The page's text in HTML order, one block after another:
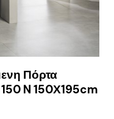
Πόρτα
N 150Χ195cm